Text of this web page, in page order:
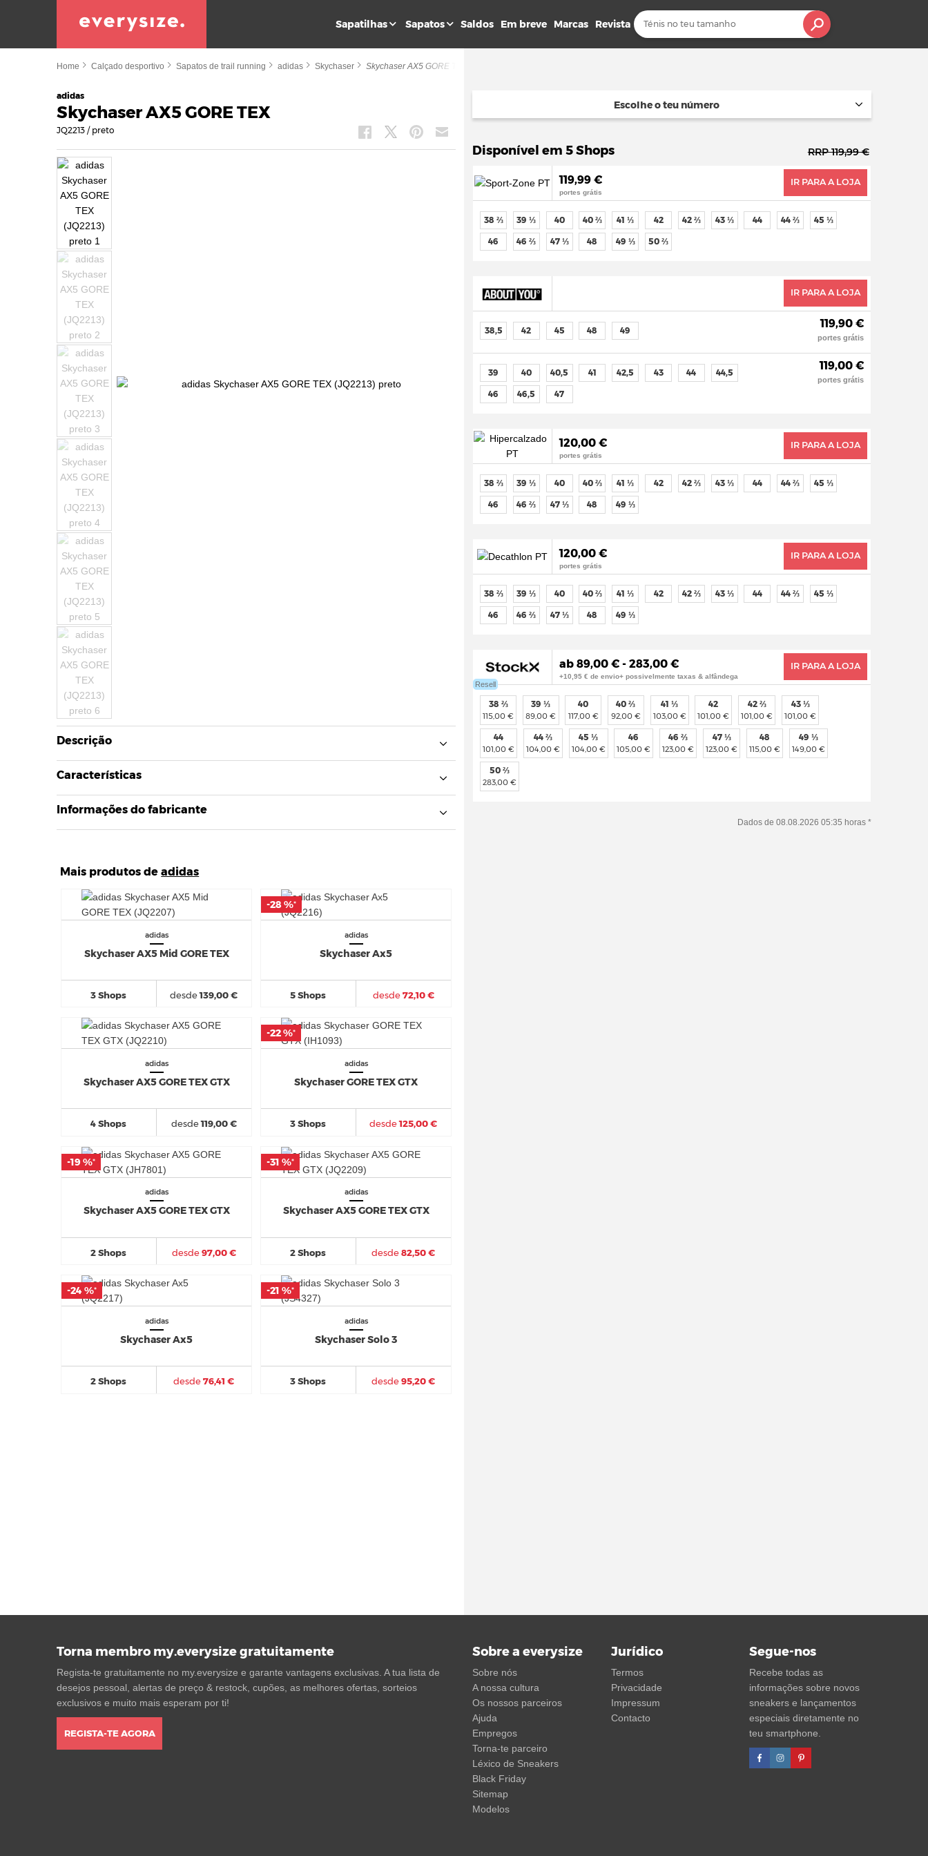
Sapatilhas Sapatos Saldos Em breve Marcas Revista
Home Calçado desportivo Sapatos de trail running adidas Skychaser Skychaser AX5 GORE TEX
adidas
Skychaser AX5 GORE TEX
JQ2213 / preto
Descrição
Características
Informações do fabricante
Mais produtos deadidas
adidas
Skychaser AX5 Mid GORE TEX
3 Shops desde139,00 €
adidas
Skychaser Ax5
5 Shops desde72,10 €
-28 %*
-28 %*
adidas
Skychaser AX5 GORE TEX GTX
4 Shops desde119,00 €
adidas
Skychaser GORE TEX GTX
3 Shops desde125,00 €
-22 %*
-22 %*
adidas
Skychaser AX5 GORE TEX GTX
2 Shops desde97,00 €
-19 %*
-19 %*
adidas
Skychaser AX5 GORE TEX GTX
2 Shops desde82,50 €
-31 %*
-31 %*
adidas
Skychaser Ax5
2 Shops desde76,41 €
-24 %*
-24 %*
adidas
Skychaser Solo 3
3 Shops desde95,20 €
-21 %*
-21 %*
Escolhe o teu número
Disponível em 5 Shops RRP 119,99 €
119,99 €
portes grátis
IR PARA A LOJA
38 ⅔ 39 ⅓ 40 40 ⅔ 41 ⅓ 42 42 ⅔ 43 ⅓ 44 44 ⅔ 45 ⅓
46 46 ⅔ 47 ⅓ 48 49 ⅓ 50 ⅔
IR PARA A LOJA
38,5 42 45 48 49
119,90 €
portes grátis
39 40 40,5 41 42,5 43 44 44,5
46 46,5 47
119,00 €
portes grátis
120,00 €
portes grátis
IR PARA A LOJA
38 ⅔ 39 ⅓ 40 40 ⅔ 41 ⅓ 42 42 ⅔ 43 ⅓ 44 44 ⅔ 45 ⅓
46 46 ⅔ 47 ⅓ 48 49 ⅓
120,00 €
portes grátis
IR PARA A LOJA
38 ⅔ 39 ⅓ 40 40 ⅔ 41 ⅓ 42 42 ⅔ 43 ⅓ 44 44 ⅔ 45 ⅓
46 46 ⅔ 47 ⅓ 48 49 ⅓
Resell
ab 89,00 € - 283,00 €
+10,95 € de envio+ possivelmente taxas & alfândega
IR PARA A LOJA
38 ⅔
115,00 €
39 ⅓
89,00 €
40
117,00 €
40 ⅔
92,00 €
41 ⅓
103,00 €
42
101,00 €
42 ⅔
101,00 €
43 ⅓
101,00 €
44
101,00 €
44 ⅔
104,00 €
45 ⅓
104,00 €
46
105,00 €
46 ⅔
123,00 €
47 ⅓
123,00 €
48
115,00 €
49 ⅓
149,00 €
50 ⅔
283,00 €
Dados de 08.08.2026 05:35 horas *
Torna membro my.everysize gratuitamente
Regista-te gratuitamente no my.everysize e garante vantagens exclusivas. A tua lista de
desejos pessoal, alertas de preço & restock, cupões, as melhores ofertas, sorteios
exclusivos e muito mais esperam por ti!
REGISTA-TE AGORA
Sobre a everysize
Sobre nós
A nossa cultura
Os nossos parceiros
Ajuda
Empregos
Torna-te parceiro
Léxico de Sneakers
Black Friday
Sitemap
Modelos
Jurídico
Termos
Privacidade
Impressum
Contacto
Segue-nos
Recebe todas as
informações sobre novos
sneakers e lançamentos
especiais diretamente no
teu smartphone.